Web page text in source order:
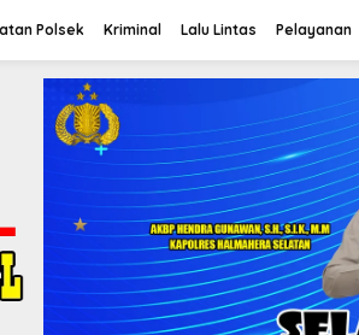
Polsek Kriminal Lalu Lintas Pelayanan